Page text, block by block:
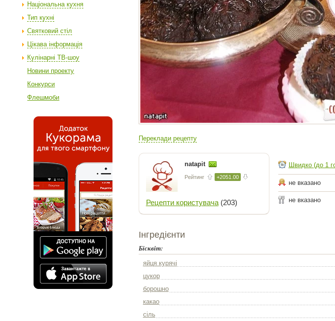
Національна кухня
Тип кухні
Святковий стіл
Цікава інформація
Кулінарні ТВ-шоу
Новини проекту
Конкурси
Флешмоби
Переклади рецепту
natapit
Рейтинг +2051.00
Рецепти користувача(203)
Швидко (до 1
не вказано
не вказано
Інгредієнти
Бісквіт:
яйця курячі
цукор
борошно
какао
сіль